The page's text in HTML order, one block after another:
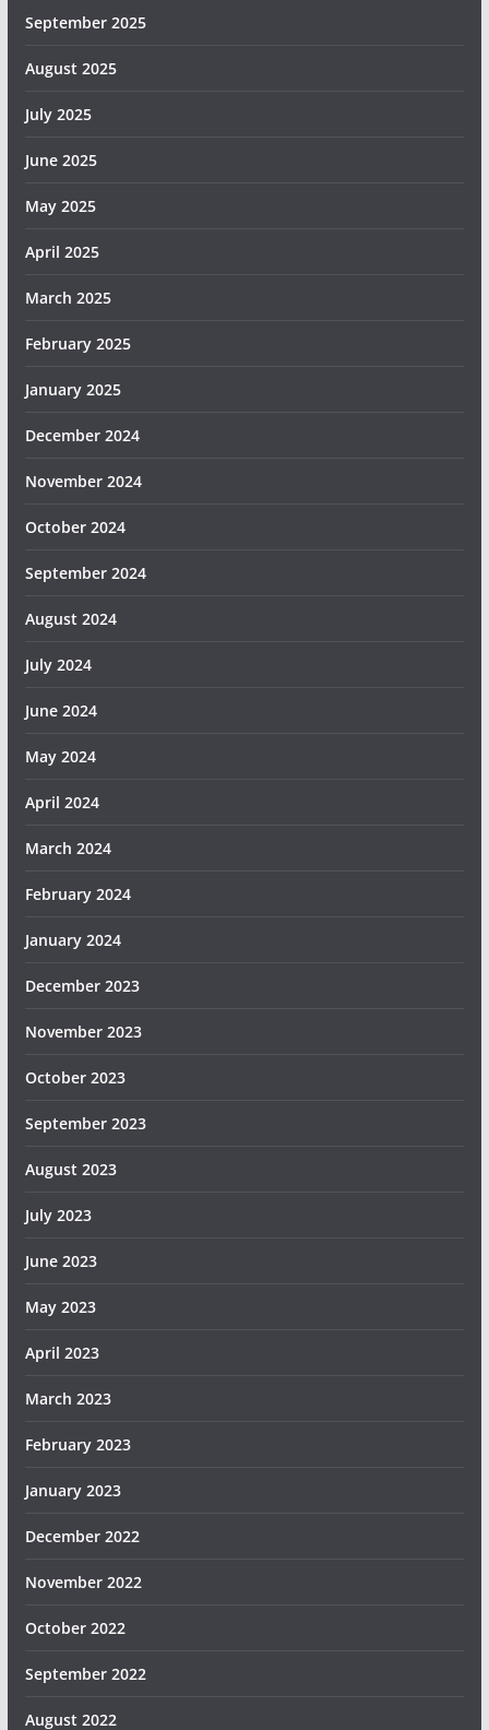
September 2025
August 2025
July 2025
June 2025
May 2025
April 2025
March 2025
February 2025
January 2025
December 2024
November 2024
October 2024
September 2024
August 2024
July 2024
June 2024
May 2024
April 2024
March 2024
February 2024
January 2024
December 2023
November 2023
October 2023
September 2023
August 2023
July 2023
June 2023
May 2023
April 2023
March 2023
February 2023
January 2023
December 2022
November 2022
October 2022
September 2022
August 2022